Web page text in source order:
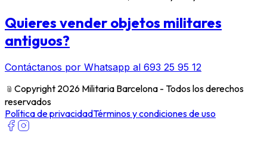
Quieres vender objetos militares
antiguos?
Contáctanos por Whatsapp al 693 25 95 12
﹫ Copyright 2026 Militaria Barcelona - Todos los derechos
reservados
Política de privacidadTérminos y condiciones de uso